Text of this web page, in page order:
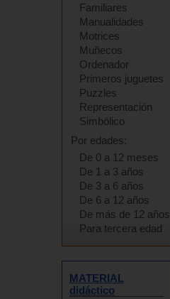
Familiares
Manualidades
Motrices
Muñecos
Ordenador
Primeros juguetes
Puzzles
Representación
Simbólico
Por edades:
De 0 a 12 meses
De 1 a 3 años
De 3 a 6 años
De 6 a 12 años
De más de 12 años
Para tercera edad
MATERIAL
didáctico